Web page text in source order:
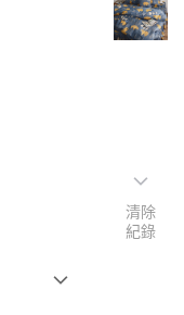
清除
紀錄